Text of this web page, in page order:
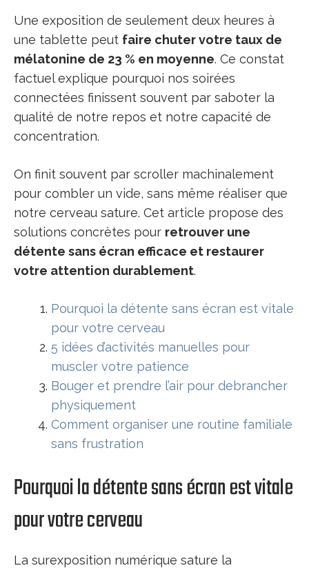
Une exposition de seulement deux heures à
une tablette peut faire chuter votre taux de
mélatonine de 23 % en moyenne. Ce constat
factuel explique pourquoi nos soirées
connectées finissent souvent par saboter la
qualité de notre repos et notre capacité de
concentration.
On finit souvent par scroller machinalement
pour combler un vide, sans même réaliser que
notre cerveau sature. Cet article propose des
solutions concrètes pour retrouver une
détente sans écran efficace et restaurer
votre attention durablement.
Pourquoi la détente sans écran est vitale
pour votre cerveau
5 idées d’activités manuelles pour
muscler votre patience
Bouger et prendre l’air pour debrancher
physiquement
Comment organiser une routine familiale
sans frustration
Pourquoi la détente sans écran est vitale
pour votre cerveau
La surexposition numérique sature la